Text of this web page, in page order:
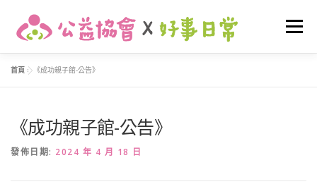
選單
家庭支持 活動花絮 我要捐款
首頁 » 《成功親子館-公告》
《成功親子館-公告》
發佈日期: 2024 年 4 月 18 日